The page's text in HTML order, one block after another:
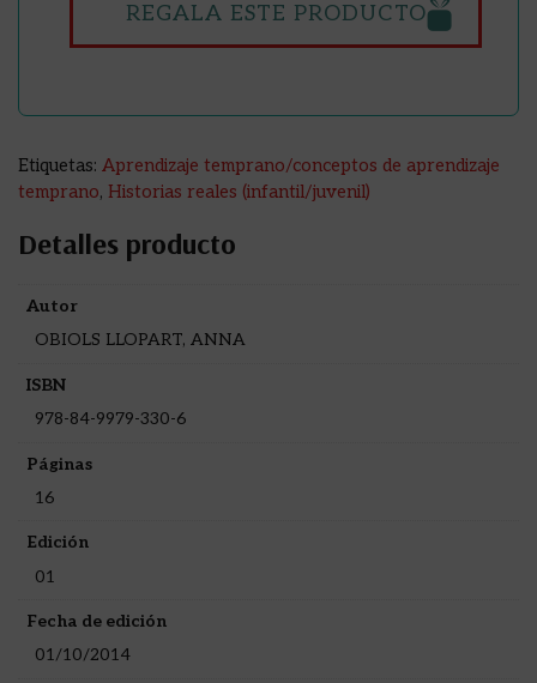
REGALA ESTE PRODUCTO
Etiquetas: Aprendizaje temprano/conceptos de aprendizaje
temprano, Historias reales (infantil/juvenil)
Detalles producto
Autor
OBIOLS LLOPART, ANNA
ISBN
978-84-9979-330-6
Páginas
16
Edición
01
Fecha de edición
01/10/2014